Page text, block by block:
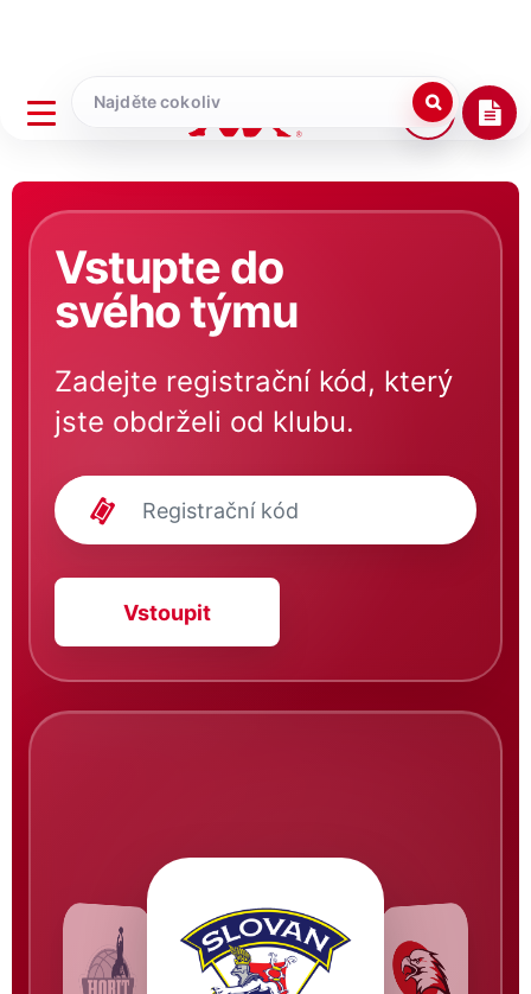
Vstupte do
svého týmu
Zadejte registrační kód, který
jste obdrželi od klubu.
Vstoupit